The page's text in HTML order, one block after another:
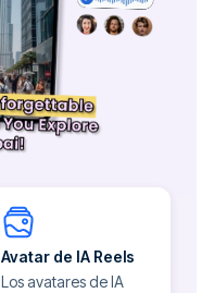
Avatar de IA Reels
Los avatares de IA